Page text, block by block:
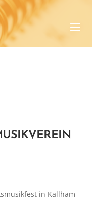
in Kallham